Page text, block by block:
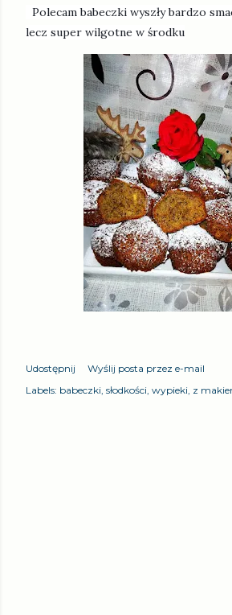
Polecam babeczki wyszły bardzo
lecz super wilgotne w środku
Udostępnij
Wyślij posta przez e-mail
Labels: babeczki słodkości wypieki z